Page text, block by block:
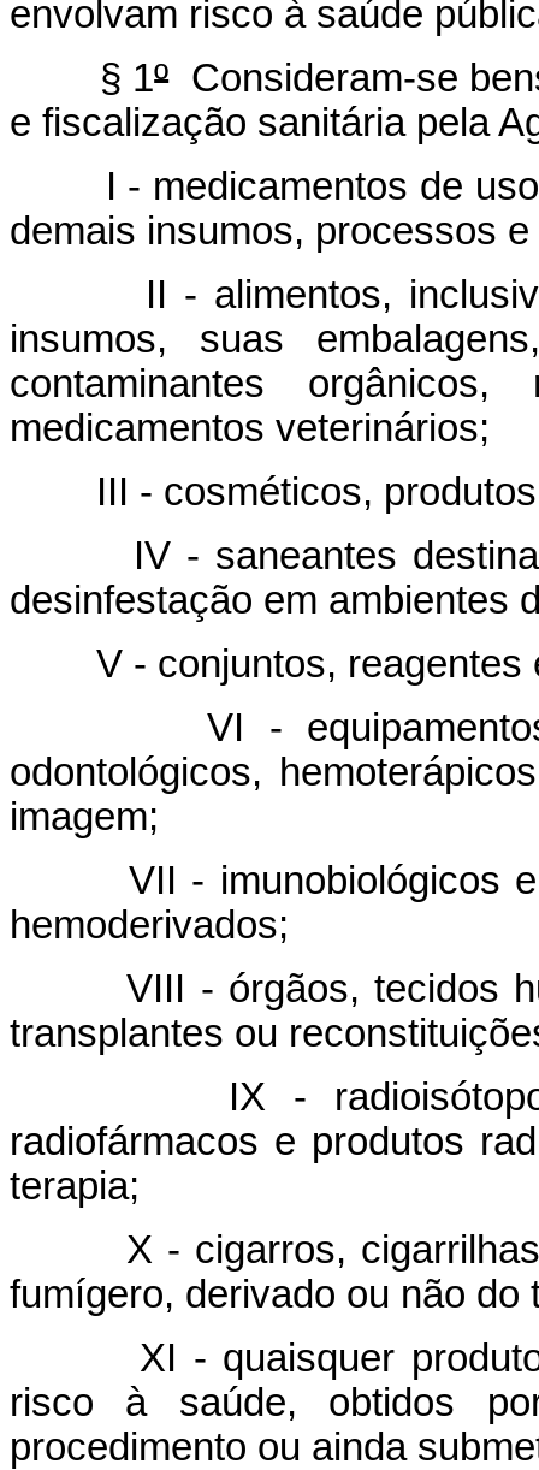
envolvam risco à saúde
§ 1ºConsideram-se
e fiscalização sanitária pela
I - medicamentos de uso
demais insumos, processos
II - alimentos, inclusive
insumos, suas
contaminantes
medicamentos veterinários;
III - cosméticos, produtos
IV - saneantes
desinfestação em ambientes
V - conjuntos, reagentes e
VI - equipamentos e
odontológicos,
imagem;
VII - imunobiológicos e
hemoderivados;
VIII - órgãos, tecidos
transplantes ou
IX - radioisótopos
radiofármacos e produtos
terapia;
X - cigarros, cigarrilhas,
fumígero, derivado ou não do
XI - quaisquer produtos
risco à saúde, obtidos
procedimento ou ainda